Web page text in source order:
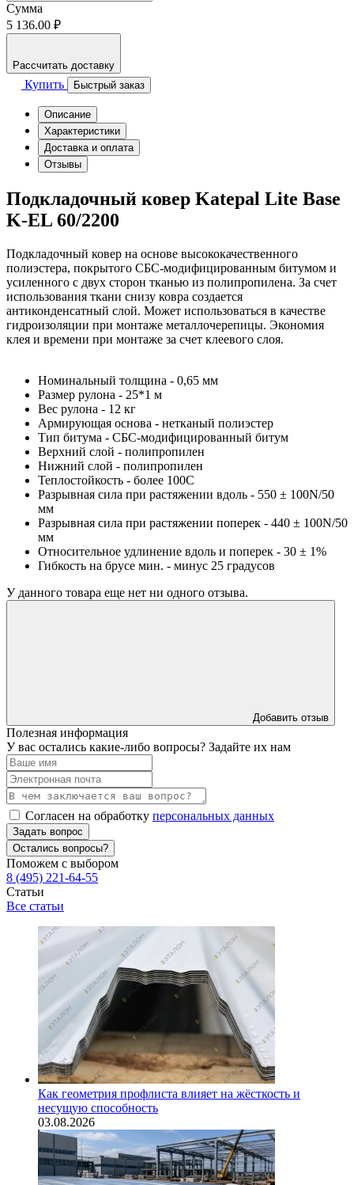
Сумма
5 136.00 ₽
Рассчитать доставку
Купить Быстрый заказ
Описание
Характеристики
Доставка и оплата
Отзывы
Подкладочный ковер Katepal Lite Base
K-EL 60/2200
Подкладочный ковер на основе высококачественного
полиэстера, покрытого СБС-модифицированным битумом и
усиленного с двух сторон тканью из полипропилена. За счет
использования ткани снизу ковра создается
антиконденсатный слой. Может использоваться в качестве
гидроизоляции при монтаже металлочерепицы. Экономия
клея и времени при монтаже за счет клеевого слоя.
Номинальный толщина - 0,65 мм
Размер рулона - 25*1 м
Вес рулона - 12 кг
Армирующая основа - нетканый полиэстер
Тип битума - СБС-модифицированный битум
Верхний слой - полипропилен
Нижний слой - полипропилен
Теплостойкость - более 100C
Разрывная сила при растяжении вдоль - 550 ± 100N/50
мм
Разрывная сила при растяжении поперек - 440 ± 100N/50
мм
Относительное удлинение вдоль и поперек - 30 ± 1%
Гибкость на брусе мин. - минус 25 градусов
У данного товара еще нет ни одного отзыва.
Добавить отзыв
Полезная информация
У вас остались какие-либо вопросы? Задайте их нам
Согласен на обработку персональных данных
Задать вопрос
Остались вопросы?
Поможем с выбором
8 (495) 221-64-55
Статьи
Все статьи
Как геометрия профлиста влияет на жёсткость и
несущую способность
03.08.2026